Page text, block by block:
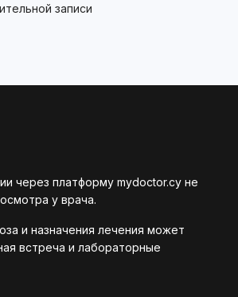
записи
через платформу mydoctor.cy не
у врача.
и назначения лечения может
встреча и лабораторные